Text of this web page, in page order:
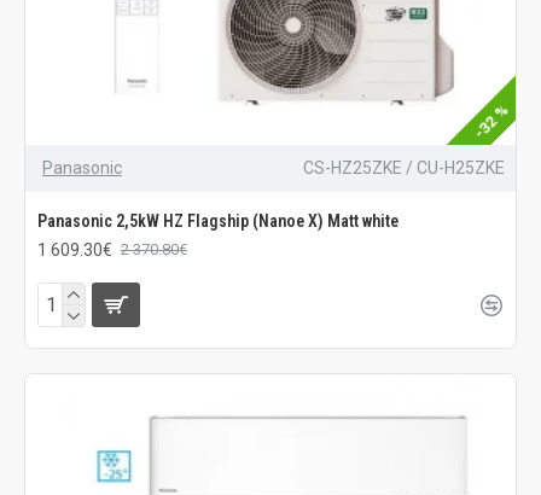
-32 %
Panasonic CS-HZ25ZKE / CU-H25ZKE
Panasonic 2,5kW HZ Flagship (Nanoe X) Matt white
1 609.30€ 2 370.80€